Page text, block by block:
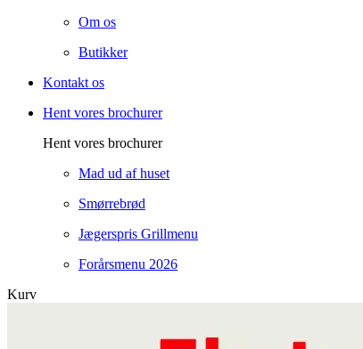
Om os
Butikker
Kontakt os
Hent vores brochurer
Hent vores brochurer
Mad ud af huset
Smørrebrød
Jægerspris Grillmenu
Forårsmenu 2026
Kurv